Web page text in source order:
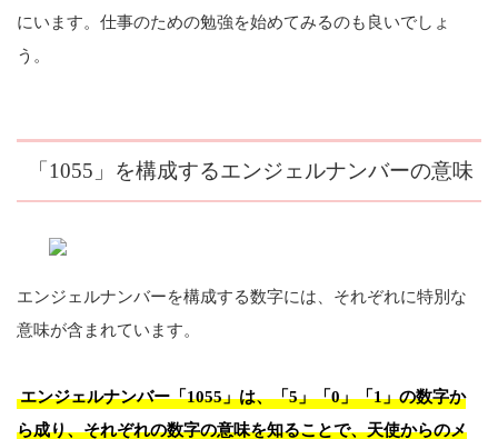
にいます。仕事のための勉強を始めてみるのも良いでしょ
う。
「1055」を構成するエンジェルナンバーの意味
エンジェルナンバーを構成する数字には、それぞれに特別な
意味が含まれています。
エンジェルナンバー「1055」は、「5」「0」「1」の数字か
ら成り、それぞれの数字の意味を知ることで、天使からのメ